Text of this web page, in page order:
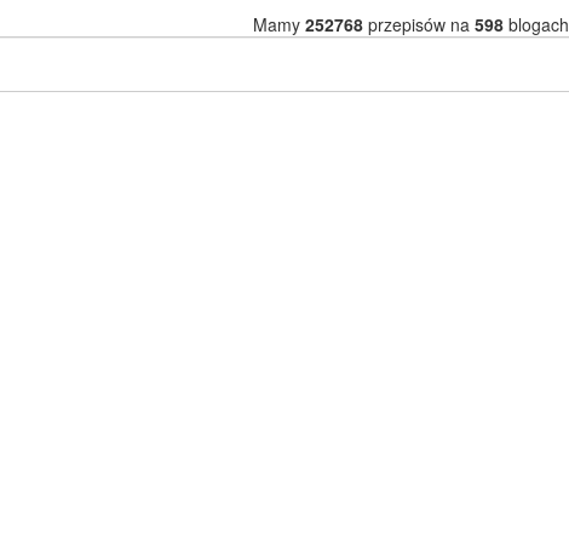
Mamy 252768przepisów na 598